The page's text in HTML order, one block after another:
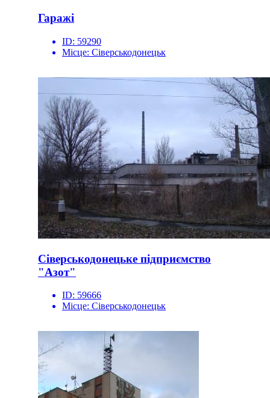
Гаражі
ID: 59290
Місце: Сіверськодонецьк
Сіверськодонецьке підприємство
"Азот"
ID: 59666
Місце: Сіверськодонецьк